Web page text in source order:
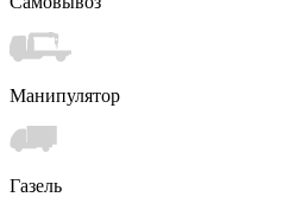
Манипулятор
Газель